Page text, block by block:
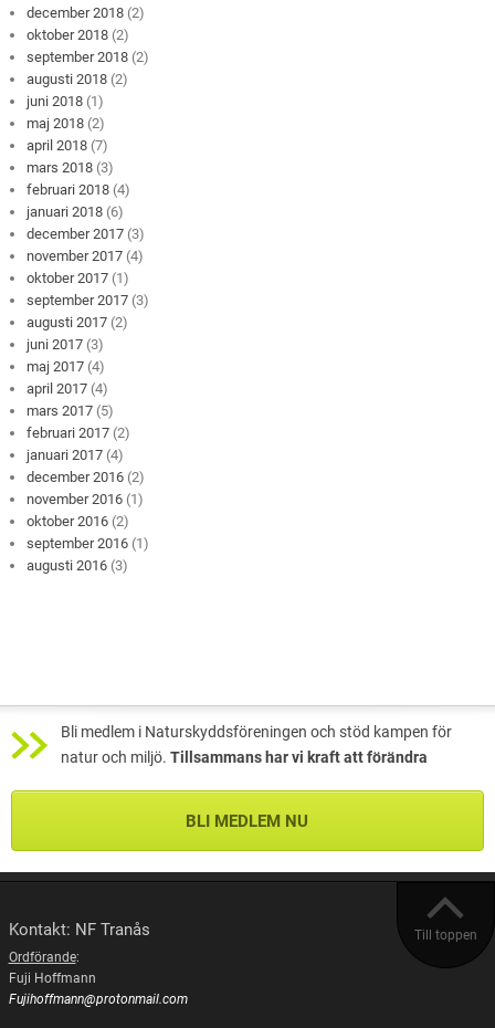
december 2018 (2)
oktober 2018 (2)
september 2018 (2)
augusti 2018 (2)
juni 2018 (1)
maj 2018 (2)
april 2018 (7)
mars 2018 (3)
februari 2018 (4)
januari 2018 (6)
december 2017 (3)
november 2017 (4)
oktober 2017 (1)
september 2017 (3)
augusti 2017 (2)
juni 2017 (3)
maj 2017 (4)
april 2017 (4)
mars 2017 (5)
februari 2017 (2)
januari 2017 (4)
december 2016 (2)
november 2016 (1)
oktober 2016 (2)
september 2016 (1)
augusti 2016 (3)
Bli medlem i Naturskyddsföreningen och stöd kampen för
natur och miljö. Tillsammans har vi kraft att förändra
BLI MEDLEM NU
Till toppen
Kontakt: NF Tranås
Ordförande:
Fuji Hoffmann
Fujihoffmann@protonmail.com